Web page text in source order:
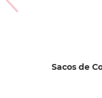
Sacos de